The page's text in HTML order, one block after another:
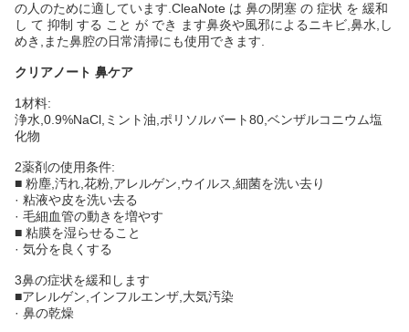
の人のために適しています.CleaNote は 鼻の閉塞 の 症状 を 緩和
し て 抑制 する こと が でき ます鼻炎や風邪によるニキビ,鼻水,し
めき,また鼻腔の日常清掃にも使用できます.
クリアノート 鼻ケア
1材料:
浄水,0.9%NaCl,ミント油,ポリソルバート80,ベンザルコニウム塩
化物
2薬剤の使用条件:
■ 粉塵,汚れ,花粉,アレルゲン,ウイルス,細菌を洗い去り
· 粘液や皮を洗い去る
· 毛細血管の動きを増やす
■ 粘膜を湿らせること
· 気分を良くする
3鼻の症状を緩和します
■アレルゲン,インフルエンザ,大気汚染
· 鼻の乾燥